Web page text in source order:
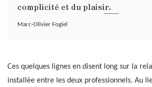
complicité et du plaisir.
Marc-Olivier Fogiel
Ces quelques lignes en disent long sur la
installée entre les deux professionnels. Au